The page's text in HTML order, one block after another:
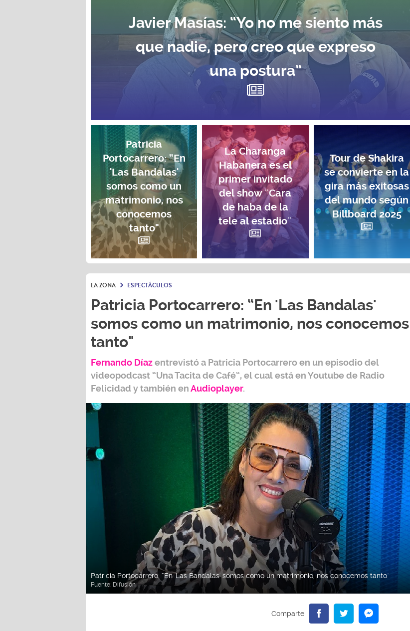
Javier Masías: “Yo no me siento más
que nadie, pero creo que expreso
una postura”
Patricia
Portocarrero: “En
'Las Bandalas'
somos como un
matrimonio, nos
conocemos
tanto"
La Charanga
Habanera es el
primer invitado
del show ¨Cara
de haba de la
tele al estadio¨
Tour de Shakira
se convierte en la
gira más exitosas
del mundo según
Billboard 2025
LA ZONA ESPECTÁCULOS
Patricia Portocarrero: “En 'Las Bandalas'
somos como un matrimonio, nos conocemos
tanto"
Fernando Díazentrevistó a Patricia Portocarreroen un episodio del
videopodcast “Una Tacita de Café”, el cual está en Youtube de Radio
Felicidad y también enAudioplayer.
Patricia Portocarrero: “En 'Las Bandalas' somos como un matrimonio, nos conocemos tanto"
Fuente: Difusión